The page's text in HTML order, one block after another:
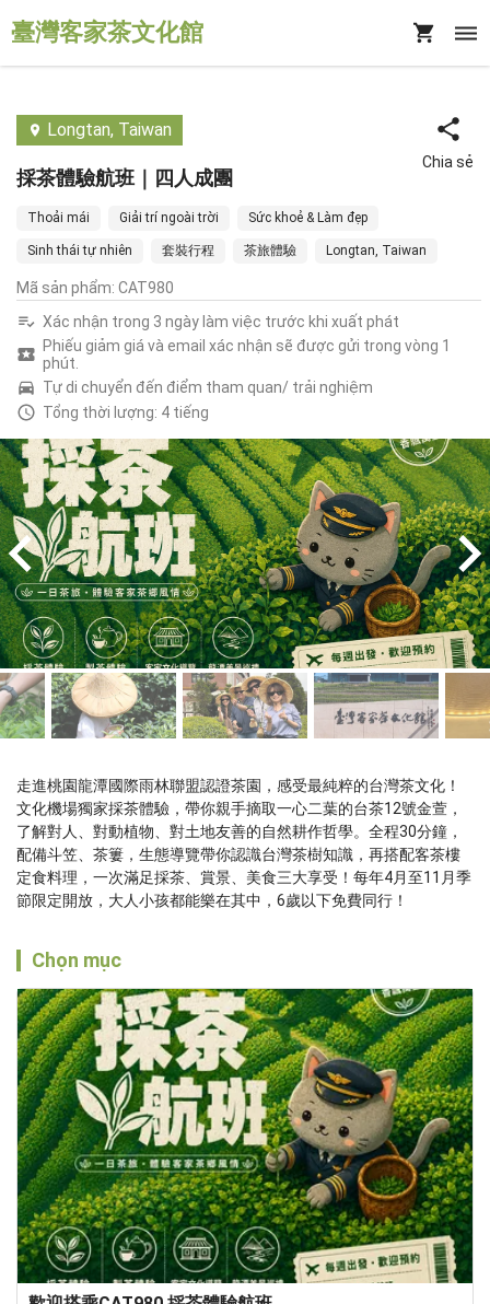
臺灣客家茶文化館
Longtan, Taiwan
採茶體驗航班｜四人成團
Chia sẻ
Thoải mái Giải trí ngoài trời Sức khoẻ & Làm đẹp
Sinh thái tự nhiên 套裝行程 茶旅體驗 Longtan, Taiwan
Mã sản phẩm: CAT980
Xác nhận trong 3 ngày làm việc trước khi xuất phát
Phiếu giảm giá và email xác nhận sẽ được gửi trong vòng 1
phút.
Tự di chuyển đến điểm tham quan/ trải nghiệm
Tổng thời lượng: 4 tiếng
走進桃園龍潭國際雨林聯盟認證茶園，感受最純粹的台灣茶文化！
文化機場獨家採茶體驗，帶你親手摘取一心二葉的台茶12號金萱，
了解對人、對動植物、對土地友善的自然耕作哲學。全程30分鐘，
配備斗笠、茶簍，生態導覽帶你認識台灣茶樹知識，再搭配客茶樓
定食料理，一次滿足採茶、賞景、美食三大享受！每年4月至11月季
節限定開放，大人小孩都能樂在其中，6歲以下免費同行！
Chọn mục